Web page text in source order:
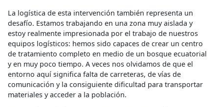
La logística de esta intervención también representa un
desafío. Estamos trabajando en una zona muy aislada y
estoy realmente impresionada por el trabajo de nuestros
equipos logísticos: hemos sido capaces de crear un centro
de tratamiento completo en medio de un bosque ecuatorial
y en muy poco tiempo. A veces nos olvidamos de que el
entorno aquí significa falta de carreteras, de vías de
comunicación y la consiguiente dificultad para transportar
materiales y acceder a la población.